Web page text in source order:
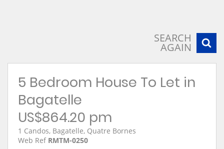
SEARCH
AGAIN
5 Bedroom House To Let in
Bagatelle
US$864.20 pm
1 Candos, Bagatelle, Quatre Bornes
Web Ref RMTM-0250